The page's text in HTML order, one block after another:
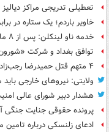
تعطیلی تدریجی مراکز
خاویر باردم؛ یک ستاره در
خدمه ناو لینکلن: پس از ۸ ماه حضور در دریا خسته و درمانده‌ شدیم
توافق بغداد و شرکت
۴ متهم قتل حمیدرضا رجب‌زاده دستگیر شدند
ولایتی: نیروهای خارجی
هشدار دبیر شورای عالی
پرونده حقوقی جنایت جنگی
ادعای زلنسکی درباره